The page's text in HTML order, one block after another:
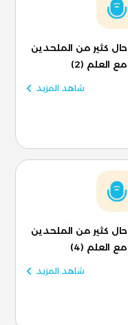
حال كثير من الملحدين
مع العلم (2)
شاهد المزيد
حال كثير من الملحدين
مع العلم (4)
شاهد المزيد